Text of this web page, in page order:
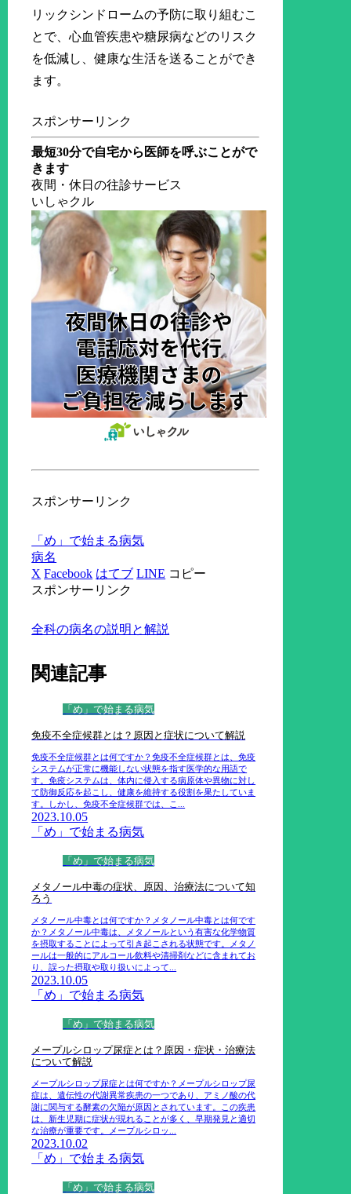
リックシンドロームの予防に取り組むこ
とで、心血管疾患や糖尿病などのリスク
を低減し、健康な生活を送ることができ
ます。
スポンサーリンク
最短30分で自宅から医師を呼ぶことがで
きます
夜間・休日の往診サービス
いしゃクル
スポンサーリンク
「め」で始まる病気
病名
X Facebook はてブ LINE コピー
スポンサーリンク
全科の病名の説明と解説
関連記事
「め」で始まる病気
免疫不全症候群とは？原因と症状について解説
免疫不全症候群とは何ですか？免疫不全症候群とは、免疫
システムが正常に機能しない状態を指す医学的な用語で
す。免疫システムは、体内に侵入する病原体や異物に対し
て防御反応を起こし、健康を維持する役割を果たしていま
す。しかし、免疫不全症候群では、こ...
2023.10.05
「め」で始まる病気
「め」で始まる病気
メタノール中毒の症状、原因、治療法について知
ろう
メタノール中毒とは何ですか？メタノール中毒とは何です
か？メタノール中毒は、メタノールという有害な化学物質
を摂取することによって引き起こされる状態です。メタノ
ールは一般的にアルコール飲料や清掃剤などに含まれてお
り、誤った摂取や取り扱いによって...
2023.10.05
「め」で始まる病気
「め」で始まる病気
メープルシロップ尿症とは？原因・症状・治療法
について解説
メープルシロップ尿症とは何ですか？メープルシロップ尿
症は、遺伝性の代謝異常疾患の一つであり、アミノ酸の代
謝に関与する酵素の欠陥が原因とされています。この疾患
は、新生児期に症状が現れることが多く、早期発見と適切
な治療が重要です。メープルシロッ...
2023.10.02
「め」で始まる病気
「め」で始まる病気